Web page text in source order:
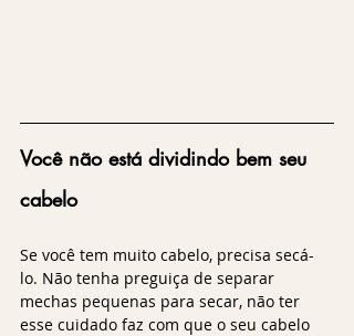
Você não está dividindo bem seu
cabelo
Se você tem muito cabelo, precisa secá-
lo. Não tenha preguiça de separar
mechas pequenas para secar, não ter
esse cuidado faz com que o seu cabelo